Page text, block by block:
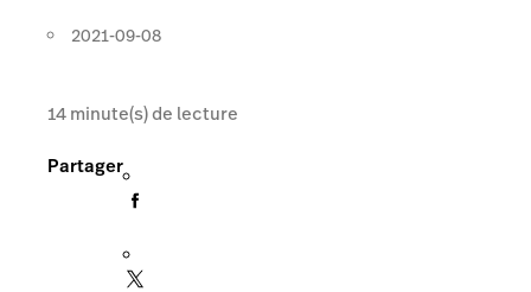
2021-09-08
14minute(s) de lecture
Partager